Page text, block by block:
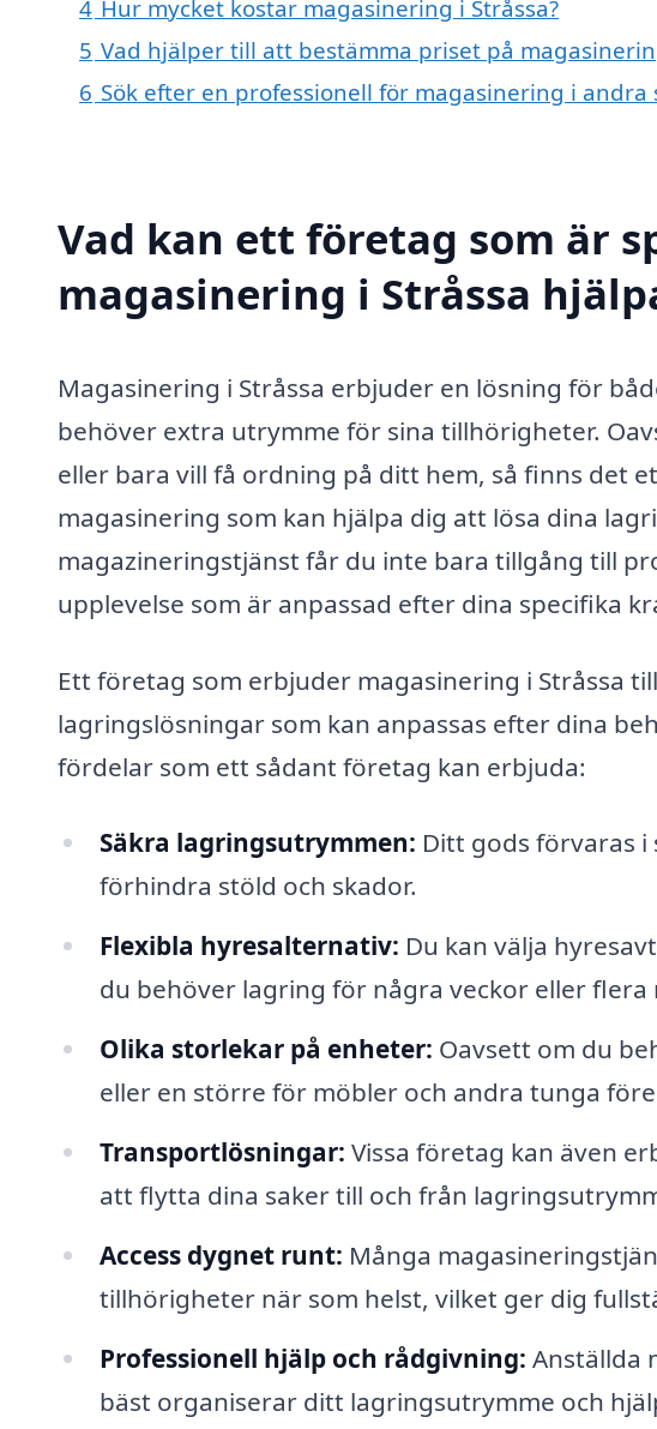
4 Hur mycket kostar magasinering i Stråssa?
5 Vad hjälper till att bestämma priset på
6 Sök efter en professionell för magasinering i andra
Vad kan ett företag som är
magasinering i Stråssa
Magasinering i Stråssa erbjuder en lösning för
behöver extra utrymme för sina tillhörigheter.
eller bara vill få ordning på ditt hem, så finns det
magasinering som kan hjälpa dig att lösa dina
magazineringstjänst får du inte bara tillgång till
upplevelse som är anpassad efter dina specifika
Ett företag som erbjuder magasinering i Stråssa
lagringslösningar som kan anpassas efter dina
fördelar som ett sådant företag kan erbjuda:
Säkra lagringsutrymmen: Ditt gods förvaras
förhindra stöld och skador.
Flexibla hyresalternativ: Du kan välja
du behöver lagring för några veckor eller flera
Olika storlekar på enheter: Oavsett om du
eller en större för möbler och andra tunga
Transportlösningar: Vissa företag kan även
att flytta dina saker till och från
Access dygnet runt: Många
tillhörigheter när som helst, vilket ger dig
Professionell hjälp och rådgivning: Anställda
bäst organiserar ditt lagringsutrymme och